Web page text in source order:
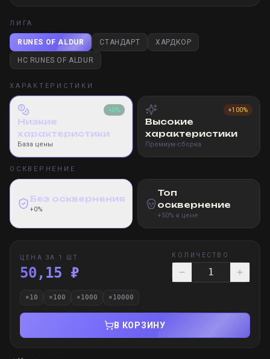
ЛИГА
RUNES OF ALDUR СТАНДАРТ ХАРДКОР
HC RUNES OF ALDUR
ХАРАКТЕРИСТИКИ
+0%
Низкие
характеристики
База цены
+100%
Высокие
характеристики
Премиум-сборка
ОСКВЕРНЕНИЕ
Без осквернения
+0%
Топ
осквернение
+50% к цене
ЦЕНА ЗА 1 ШТ
50,15 ₽
КОЛИЧЕСТВО
×10 ×100 ×1000 ×10000
В КОРЗИНУ